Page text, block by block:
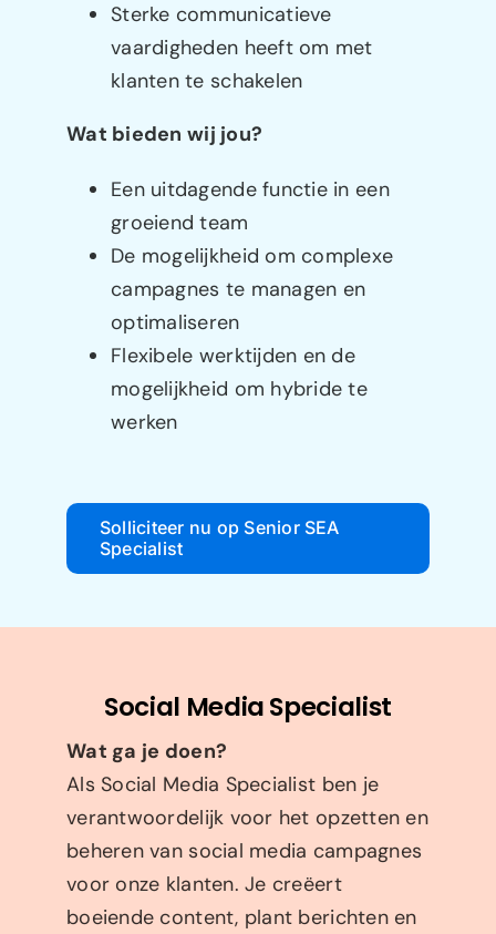
Sterke communicatieve
vaardigheden heeft om met
klanten te schakelen
Wat bieden wij jou?
Een uitdagende functie in een
groeiend team
De mogelijkheid om complexe
campagnes te managen en
optimaliseren
Flexibele werktijden en de
mogelijkheid om hybride te
werken
Solliciteer nu op Senior SEA
Specialist
Social Media Specialist
Wat ga je doen?
Als Social Media Specialist ben je
verantwoordelijk voor het opzetten en
beheren van social media campagnes
voor onze klanten. Je creëert
boeiende content, plant berichten en